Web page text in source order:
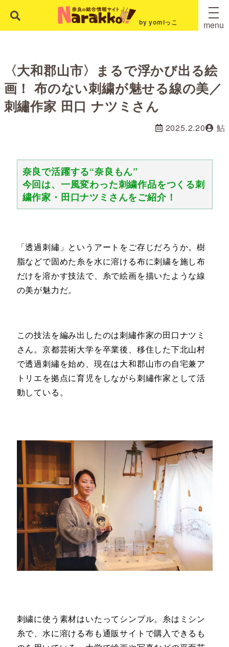
by yomiっこ menu
〈大和郡山市〉まるで浮かび出る絵
画！ 布のない刺繍が魅せる線の美／
刺繡作家 田口 ナツミさん
2025.2.20 鮎
奈良で活躍する“奈良もん”
今回は、一風変わった刺繍作品をつくる刺
繍作家・田口ナツミさんをご紹介！
「透過刺繡」というアートをご存じだろうか。樹
脂などで固めた糸を水に溶ける布に刺繍を施し布
だけを溶かす技法で、糸で絵画を描いたような線
の美が魅力だ。
この技法を編み出したのは刺繡作家の田口ナツミ
さん。京都芸術大学を卒業後、移住した下北山村
で透過刺繡を始め、現在は大和郡山市の自宅兼ア
トリエを拠点に育児をしながら刺繡作家として活
動している。
刺繍に使う素材はいたってシンプル。糸はミシン
糸で、水に溶ける布も通販サイトで購入できるも